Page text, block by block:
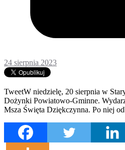
24 sierpnia 2023
TweetW niedzielę, 20 sierpnia w
Dożynki Powiatowo-Gminne.
Msza Święta Dziękczynna. Po niej